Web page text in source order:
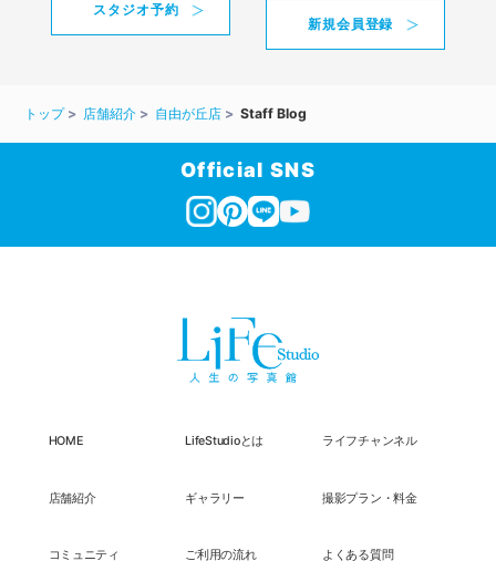
スタジオ予約
新規会員登録
トップ 店舗紹介 自由が丘店 Staff Blog
Official SNS
HOME LifeStudioとは ライフチャンネル
店舗紹介 ギャラリー 撮影プラン・料金
コミュニティ ご利用の流れ よくある質問